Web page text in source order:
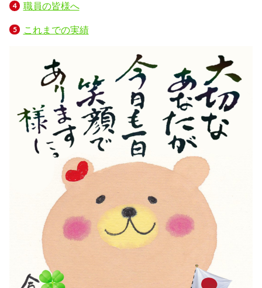
職員の皆様へ
これまでの実績